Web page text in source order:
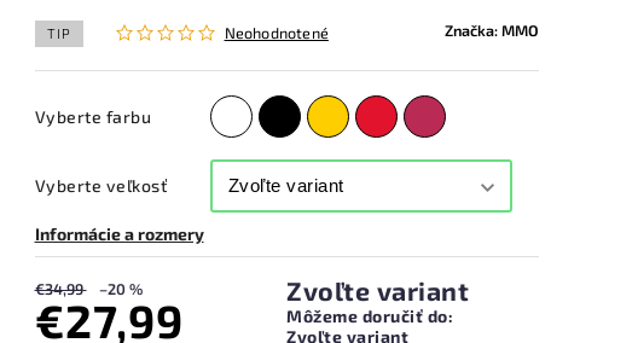
TIP Neohodnotené Značka:MMO
Vyberte farbu
Vyberte veľkosť
Informácie a rozmery
€34,99 –20 %
€27,99
Zvoľte variant
Môžeme doručiť do:
Zvoľte variant